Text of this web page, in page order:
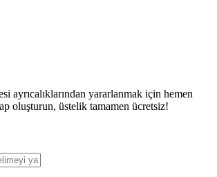
ayrıcalıklarından yararlanmak için hemen
oluşturun, üstelik tamamen ücretsiz!